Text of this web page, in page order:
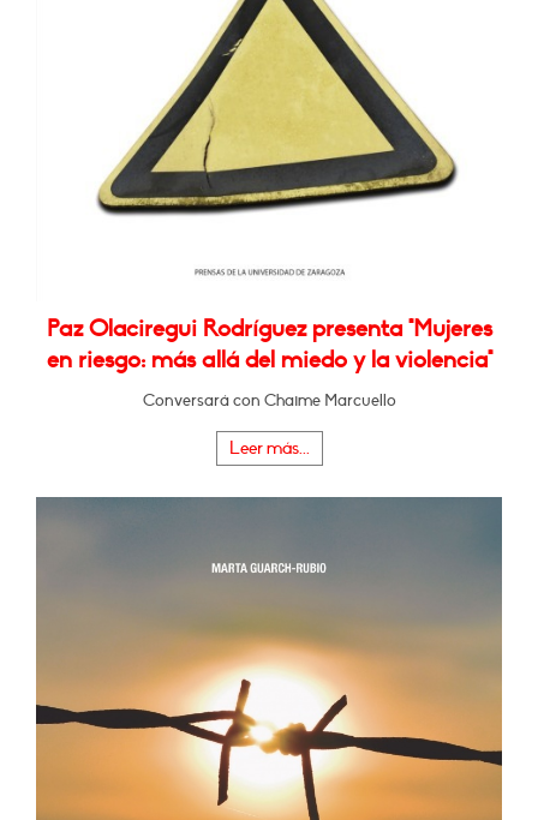
Paz Olaciregui Rodríguez presenta "Mujeres
en riesgo: más allá del miedo y la violencia"
Conversará con Chaime Marcuello
Leer más...